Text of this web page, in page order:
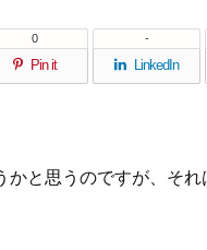
Pin it
0
LinkedIn
-
と思うのですが、そ